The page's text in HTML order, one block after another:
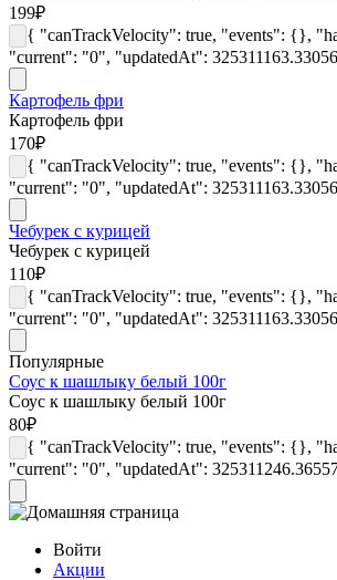
199₽
{ "canTrackVelocity": true, "events": {},
"current": "0", "updatedAt":
Картофель фри
Картофель фри
170₽
{ "canTrackVelocity": true, "events": {},
"current": "0", "updatedAt":
Чебурек с курицей
Чебурек с курицей
110₽
{ "canTrackVelocity": true, "events": {},
"current": "0", "updatedAt":
Популярные
Соус к шашлыку белый 100г
Соус к шашлыку белый 100г
80₽
{ "canTrackVelocity": true, "events": {},
"current": "0", "updatedAt":
Войти
Акции